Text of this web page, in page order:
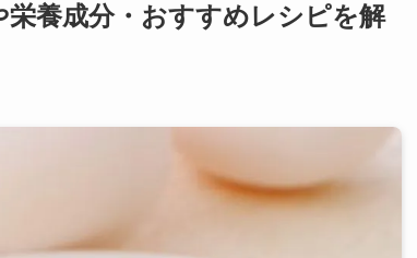
養成分・おすすめレシピを解